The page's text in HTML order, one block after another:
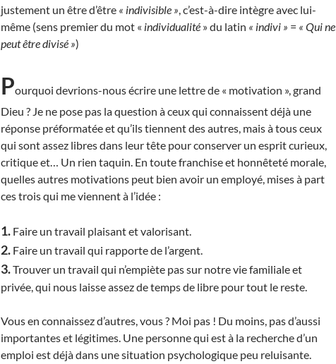
justement un être d’être « indivisible », c’est-à-dire intègre avec lui-
même (sens premier du mot « individualité » du latin « indivi » = « Qui ne
peut être divisé »)
Pourquoi devrions-nous écrire une lettre de « motivation », grand
Dieu ? Je ne pose pas la question à ceux qui connaissent déjà une
réponse préformatée et qu’ils tiennent des autres, mais à tous ceux
qui sont assez libres dans leur tête pour conserver un esprit curieux,
critique et… Un rien taquin. En toute franchise et honnêteté morale,
quelles autres motivations peut bien avoir un employé, mises à part
ces trois qui me viennent à l’idée :
1. Faire un travail plaisant et valorisant.
2. Faire un travail qui rapporte de l’argent.
3.Trouver un travail qui n’empiète pas sur notre vie familiale et
privée, qui nous laisse assez de temps de libre pour tout le reste.
Vous en connaissez d’autres, vous ? Moi pas ! Du moins, pas d’aussi
importantes et légitimes. Une personne qui est à la recherche d’un
emploi est déjà dans une situation psychologique peu reluisante.